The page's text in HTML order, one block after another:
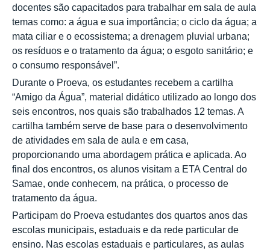
docentes são capacitados para trabalhar em sala de aula
temas como: a água e sua importância; o ciclo da água; a
mata ciliar e o ecossistema; a drenagem pluvial urbana;
os resíduos e o tratamento da água; o esgoto sanitário; e
o consumo responsável”.
Durante o Proeva, os estudantes recebem a cartilha
“Amigo da Água”, material didático utilizado ao longo dos
seis encontros, nos quais são trabalhados 12 temas. A
cartilha também serve de base para o desenvolvimento
de atividades em sala de aula e em casa,
proporcionando uma abordagem prática e aplicada. Ao
final dos encontros, os alunos visitam a ETA Central do
Samae, onde conhecem, na prática, o processo de
tratamento da água.
Participam do Proeva estudantes dos quartos anos das
escolas municipais, estaduais e da rede particular de
ensino. Nas escolas estaduais e particulares, as aulas